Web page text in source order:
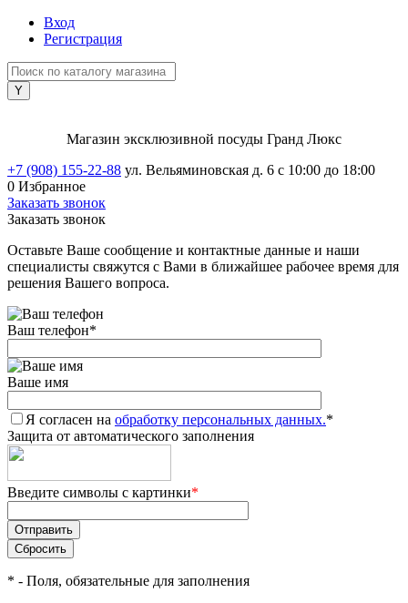
Вход
Регистрация
Магазин эксклюзивной посуды Гранд Люкс
+7 (908) 155-22-88 ул. Вельяминовская д. 6 с 10:00 до 18:00
0 Избранное
Заказать звонок
Заказать звонок
Оставьте Ваше сообщение и контактные данные и наши
специалисты свяжутся с Вами в ближайшее рабочее время для
решения Вашего вопроса.
Ваш телефон*
Ваше имя
Я согласен на обработку персональных данных.*
Защита от автоматического заполнения
Введите символы с картинки*
* - Поля, обязательные для заполнения